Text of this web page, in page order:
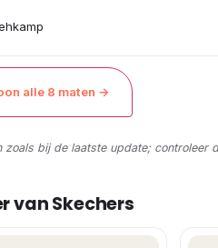
alle 8 maten →
zoals bij de laatste update;
van Skechers